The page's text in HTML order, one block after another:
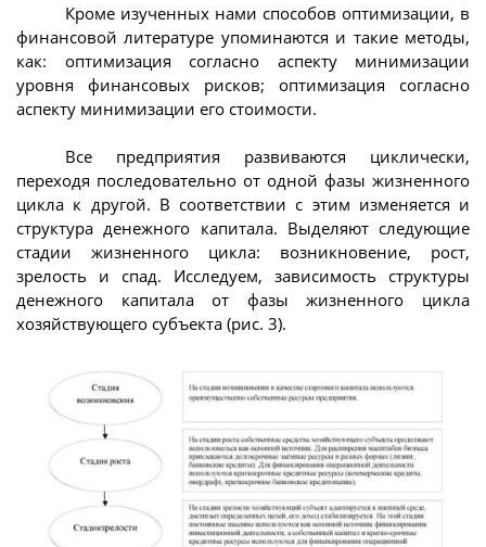
Кроме изученных нами способов оптимизации, в
финансовой литературе упоминаются и такие методы,
как: оптимизация согласно аспекту минимизации
уровня финансовых рисков; оптимизация согласно
аспекту минимизации его стоимости.
Все предприятия развиваются циклически,
переходя последовательно от одной фазы жизненного
цикла к другой. В соответствии с этим изменяется и
структура денежного капитала. Выделяют следующие
стадии жизненного цикла: возникновение, рост,
зрелость и спад. Исследуем, зависимость структуры
денежного капитала от фазы жизненного цикла
хозяйствующего субъекта (рис. 3).